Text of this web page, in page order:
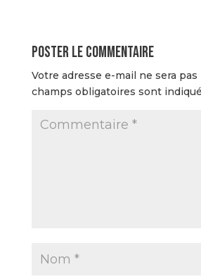
Poster le commentaire
Votre adresse e-mail ne sera pas
champs obligatoires sont